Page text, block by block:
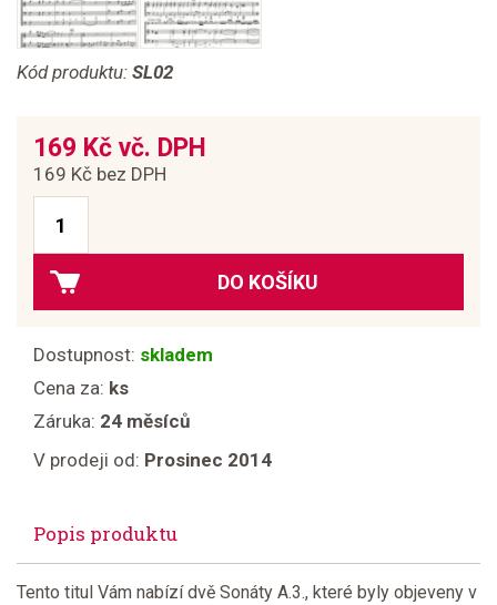
Kód produktu: SL02
169 Kč vč. DPH
169 Kč bez DPH
DO KOŠÍKU
Dostupnost: skladem
Cena za: ks
Záruka: 24 měsíců
V prodeji od: Prosinec 2014
Popis produktu
Tento titul Vám nabízí dvě Sonáty A.3., které byly objeveny v